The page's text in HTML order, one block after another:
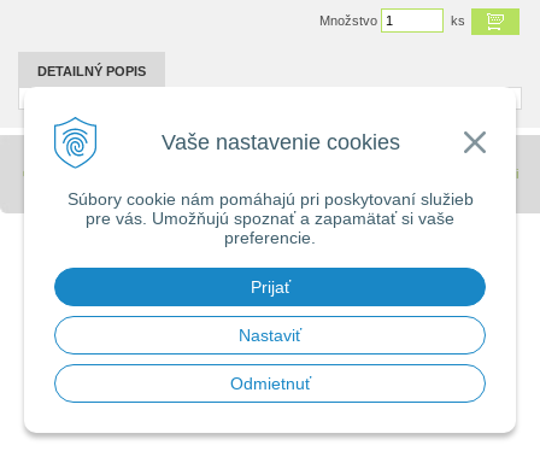
Vaše nastavenie cookies
Súbory cookie nám pomáhajú pri poskytovaní služieb
pre vás. Umožňujú spoznať a zapamätať si vaše
preferencie.
Prijať
Nastaviť
Odmietnuť
Množstvo ks
DETAILNÝ POPIS
© 2026 Stavebniny - DUMA •
spoločnosti
WEBYGROUP